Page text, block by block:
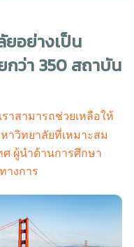
ยอย่างเป็น
กว่า 350 สถาบัน
ราสามารถช่วยเหลือให้
าวิทยาลัยที่เหมาะสม
ศ ผู้นำด้านการศึกษา
างการ